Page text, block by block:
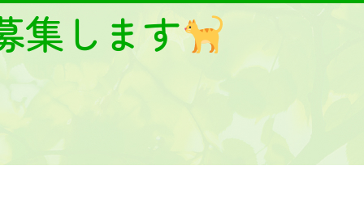
集します